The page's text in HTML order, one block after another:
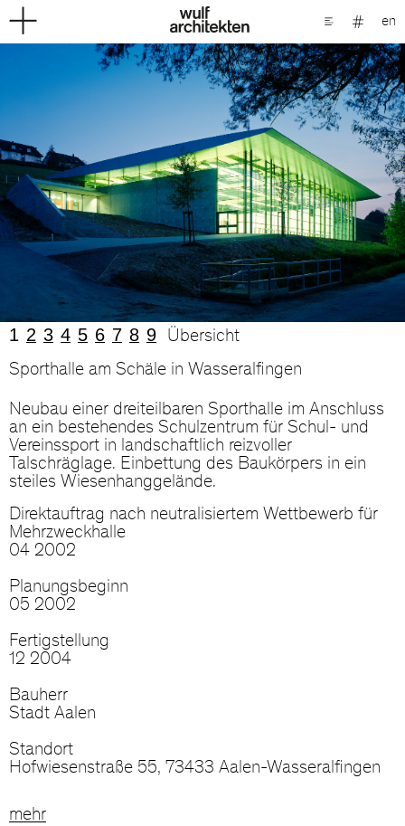
en
1 2 3 4 5 6 7 8 9
Übersicht
Sporthalle am Schäle in Wasseralfingen
Neubau einer dreiteilbaren Sporthalle im Anschluss
an ein bestehendes Schulzentrum für Schul- und
Vereinssport in landschaftlich reizvoller
Talschräglage. Einbettung des Baukörpers in ein
steiles Wiesenhanggelände.
Direktauftrag nach neutralisiertem Wettbewerb für
Mehrzweckhalle
04 2002
Planungsbeginn
05 2002
Fertigstellung
12 2004
Bauherr
Stadt Aalen
Standort
Hofwiesenstraße 55, 73433 Aalen-Wasseralfingen
mehr